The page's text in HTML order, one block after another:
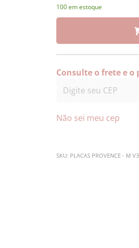
100 em estoque
Consulte o frete e o
Não sei meu cep
SKU: PLACAS PROVENCE - M